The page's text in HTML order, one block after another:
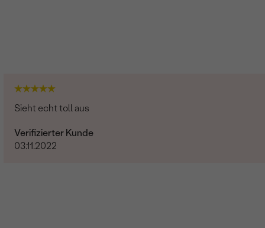
Sieht echt toll aus
Verifizierter Kunde
03.11.2022